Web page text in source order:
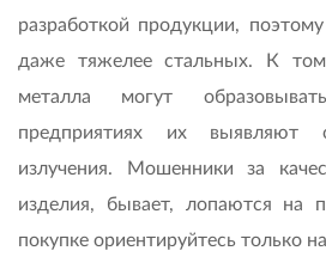
разработкой продукции,
даже тяжелее стальных. К
металла могут
предприятиях их выявляют
излучения. Мошенники за
изделия, бывает, лопаются на
покупке ориентируйтесь только